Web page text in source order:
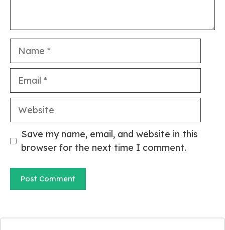
Name
Email
Website
Save my name, email, and website in this
browser for the next time I comment.